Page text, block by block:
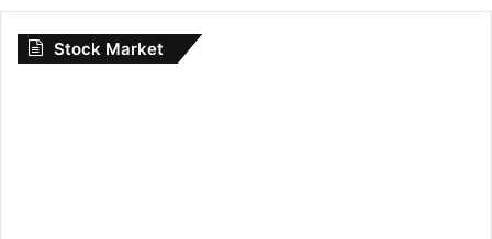
Stock Market